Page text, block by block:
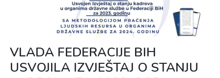
VLADA FEDERACIJE BIH
USVOJILA IZVJEŠTAJ O STANJU